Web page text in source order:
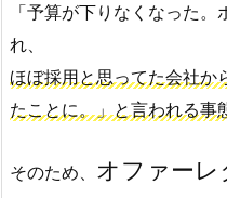
「予算が下りなくなった
れ、
ほぼ採用と思ってた会社か
たことに。」と言われる事
そのため、 オファーレ